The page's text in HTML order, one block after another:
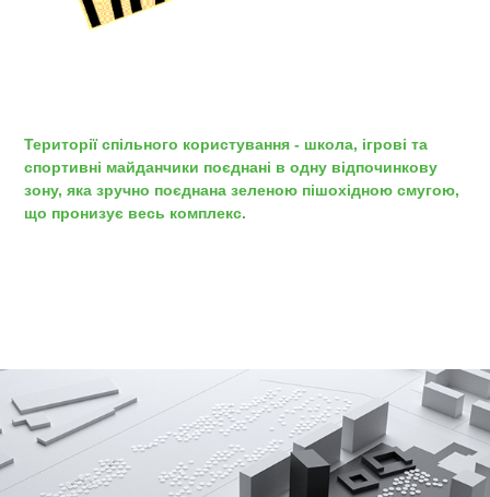
Території спільного користування - школа, ігрові та
спортивні майданчики поєднані в одну відпочинкову
зону, яка зручно поєднана зеленою пішохідною смугою,
що пронизує весь комплекс.